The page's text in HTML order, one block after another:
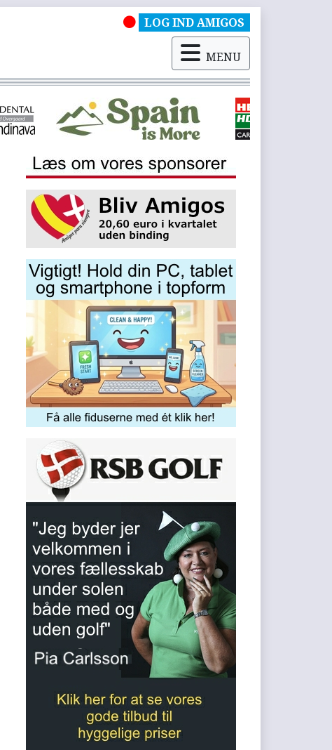
LOG IND AMIGOS
MENU